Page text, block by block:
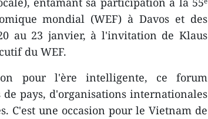
mondial (WEF) à Davos et des
au 23 janvier, à l'invitation de Klaus
du WEF.
pour l'ère intelligente, ce forum
pays, d'organisations internationales
C'est une occasion pour le Vietnam de